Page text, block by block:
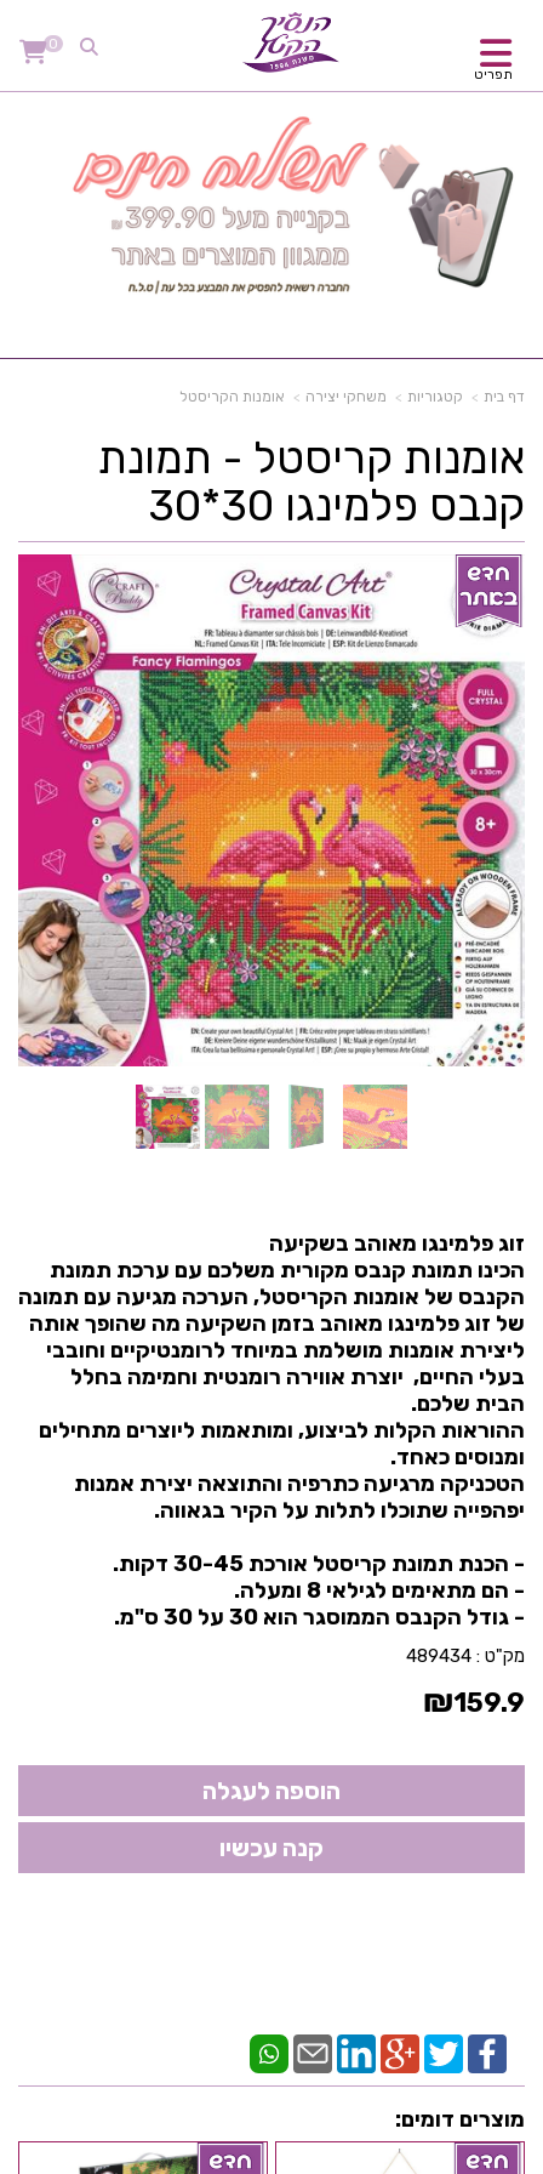
תפריט
0
דף בית קטגוריות משחקי יצירה אומנות הקריסטל
אומנות קריסטל - תמונת
קנבס פלמינגו 30*30
זוג פלמינגו מאוהב בשקיעה
הכינו תמונת קנבס מקורית משלכם עם ערכת תמונת
הקנבס של אומנות הקריסטל, הערכה מגיעה עם תמונה
של זוג פלמינגו מאוהב בזמן השקיעה מה שהופך אותה
ליצירת אומנות מושלמת במיוחד לרומנטיקיים וחובבי
בעלי החיים, יוצרת אווירה רומנטית וחמימה בחלל
הבית שלכם.
ההוראות הקלות לביצוע, ומותאמות ליוצרים מתחילים
ומנוסים כאחד.
הטכניקה מרגיעה כתרפיה והתוצאה יצירת אמנות
יפהפייה שתוכלו לתלות על הקיר בגאווה.
- הכנת תמונת קריסטל אורכת 30-45 דקות.
- הם מתאימים לגילאי 8 ומעלה.
- גודל הקנבס הממוסגר הוא 30 על 30 ס"מ.
מק"ט : 489434
₪159.9
מוצרים דומים: